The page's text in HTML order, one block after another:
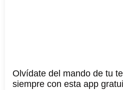
Olvídate del mando de tu
siempre con esta app